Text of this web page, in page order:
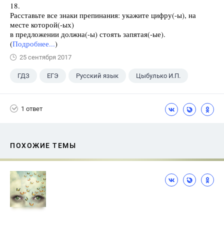
18.
Расставьте все знаки препинания: укажите цифру(-ы), на
месте которой(-ых)
в предложении должна(-ы) стоять запятая(-ые).
(Подробнее...)
25 сентября 2017
ГДЗ ЕГЭ Русский язык Цыбулько И.П.
1 ответ
ПОХОЖИЕ ТЕМЫ